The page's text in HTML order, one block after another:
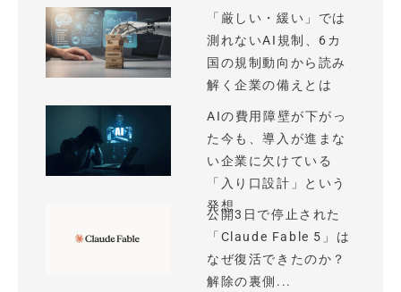
「厳しい・緩い」では
測れないAI規制、6カ
国の規制動向から読み
解く企業の備えとは
AIの費用障壁が下がっ
た今も、導入が進まな
い企業に欠けている
「入り口設計」という
発想
公開3日で停止された
「Claude Fable 5」は
なぜ復活できたのか？
解除の裏側...